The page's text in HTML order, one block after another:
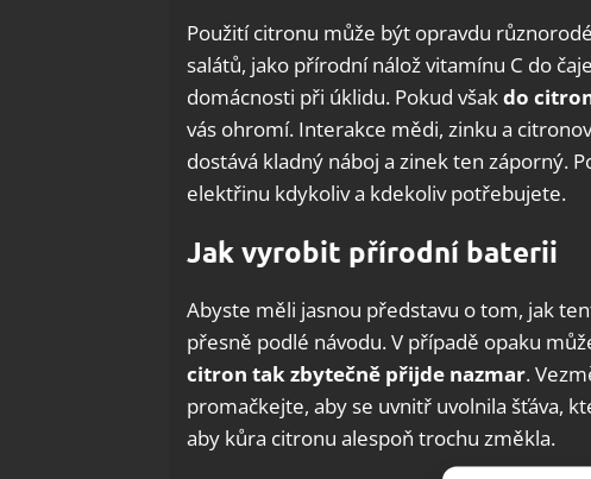
Použití citronu může být opravdu
salátů, jako přírodní nálož vitamínu C do
domácnosti při úklidu. Pokud všakdo
vás ohromí. Interakce mědi, zinku a
dostává kladný náboj a zinek ten záporný.
elektřinu kdykoliv a kdekoliv potřebujete.
Jak vyrobit přírodní baterii
Abyste měli jasnou představu o tom, jak
přesně podlé návodu. V případě opaku
citron takzbytečně přijde nazmar.
promačkejte, aby se uvnitř uvolnila šťáva,
aby kůra citronu alespoň trochu změkla.